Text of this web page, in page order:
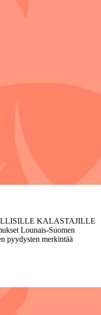
KALASTAJILLE
Lounais-Suomen
pyydysten merkintää